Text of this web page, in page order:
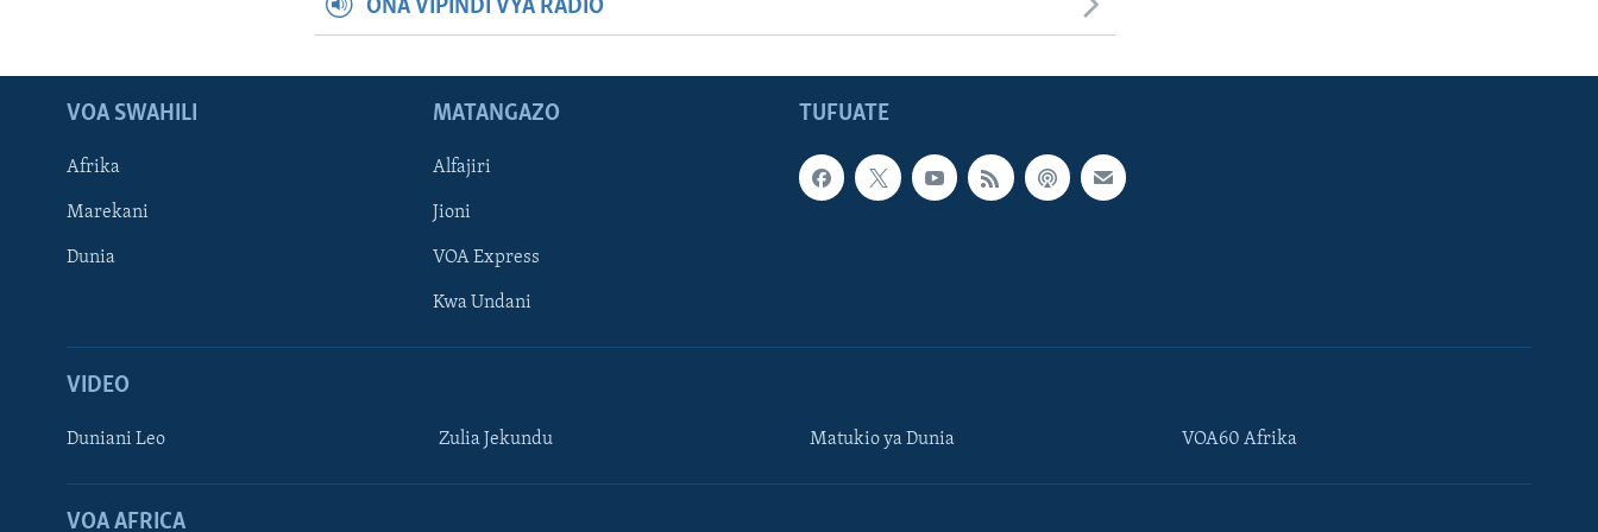
ONA VIPINDI VYA RADIO
TUFUATE
VOA SWAHILI
Afrika
Marekani
Dunia
MATANGAZO
Alfajiri
Jioni
VOA Express
Kwa Undani
VIDEO
Duniani Leo Zulia Jekundu Matukio ya Dunia VOA60 Afrika
VOA AFRICA